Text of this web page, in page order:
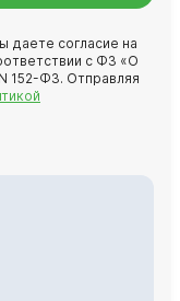
даете согласие на
с ФЗ «О
152-ФЗ. Отправляя